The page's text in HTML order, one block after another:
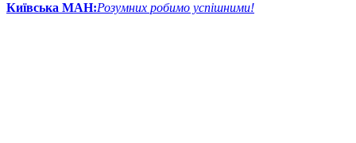
Київська МАН:Розумних робимо успішними!